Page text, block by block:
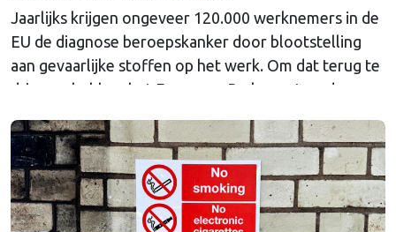
Jaarlijks krijgen ongeveer 120.000 werknemers in de
EU de diagnose beroepskanker door blootstelling
aan gevaarlijke stoffen op het werk. Om dat terug te
dringen, hebben het Europees Parlement en de
chemicaliën die worden gebruikt in onder meer de
batterij-, staal-, chemische en textielindustrie. Voor
het eerst is er ook …Continued